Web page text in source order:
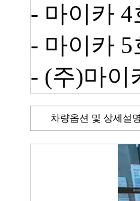
- 마이카
- 마이카
- (주)마이
차량옵션 및 상세설명